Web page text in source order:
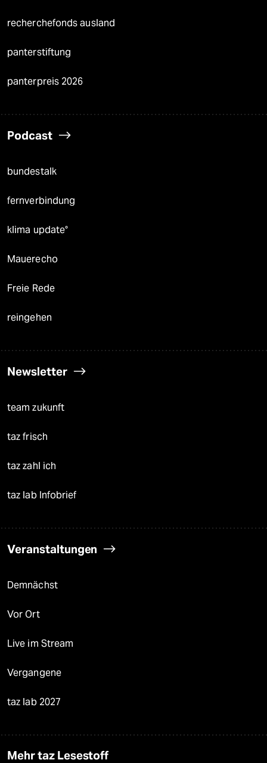
recherchefonds ausland
panterstiftung
panterpreis 2026
Podcast
bundestalk
fernverbindung
klima update°
Mauerecho
Freie Rede
reingehen
Newsletter
team zukunft
taz frisch
taz zahl ich
taz lab Infobrief
Veranstaltungen
Demnächst
Vor Ort
Live im Stream
Vergangene
taz lab 2027
Mehr taz Lesestoff